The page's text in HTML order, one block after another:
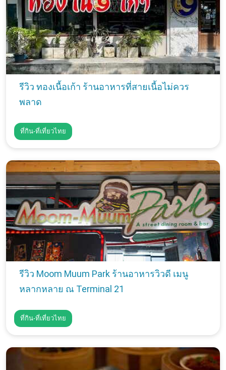
รีวิว ทองเนื้อเก้า ร้านอาหารที่สายเนื้อไม่ควร
พลาด
ที่กิน-ที่เที่ยวไทย
รีวิว Moom Muum Park ร้านอาหารวิวดี เมนู
หลากหลาย ณ Terminal 21
ที่กิน-ที่เที่ยวไทย